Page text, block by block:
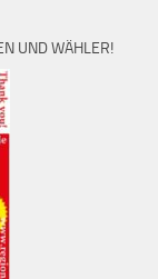
UND WÄHLER!